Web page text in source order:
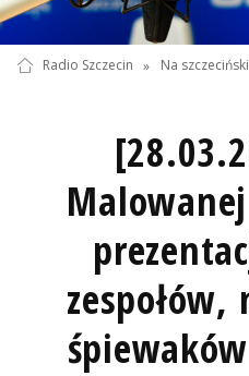
Radio Szczecin » Na